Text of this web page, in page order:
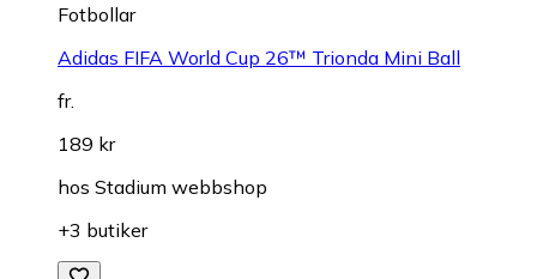
Fotbollar
Adidas FIFA World Cup 26™ Trionda Mini Ball
fr.
189 kr
hos Stadium webbshop
+3 butiker